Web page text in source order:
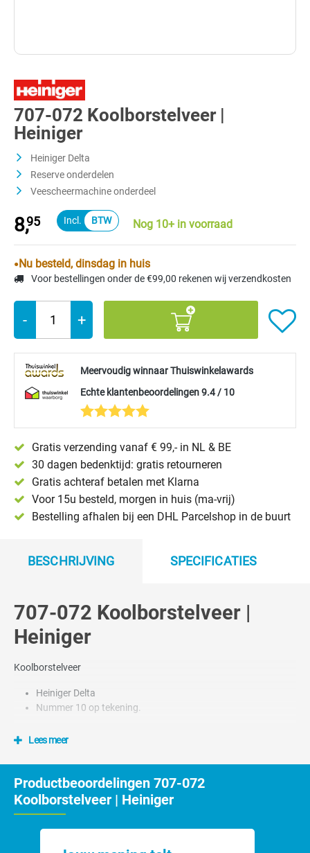
707-072 Koolborstelveer |
Heiniger
Heiniger Delta
Reserve onderdelen
Veescheermachine onderdeel
8,95 Nog 10+ in voorraad
Nu besteld, dinsdag in huis
Voor bestellingen onder de €99,00 rekenen wij verzendkosten
- +
Meervoudig winnaar Thuiswinkelawards
Echte klantenbeoordelingen 9.4 / 10
Gratis verzending vanaf € 99,- in NL & BE
30 dagen bedenktijd: gratis retourneren
Gratis achteraf betalen met Klarna
Voor 15u besteld, morgen in huis (ma-vrij)
Bestelling afhalen bij een DHL Parcelshop in de buurt
BESCHRIJVING SPECIFICATIES
707-072 Koolborstelveer |
Heiniger
Koolborstelveer
Heiniger Delta
Nummer 10 op tekening.
Lees meer
Productbeoordelingen 707-072
Koolborstelveer | Heiniger